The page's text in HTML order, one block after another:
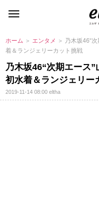
ホーム ＞ エンタメ ＞ 乃木坂46“
着＆ランジェリーカット挑戦
乃木坂46“次期エース
初水着＆ランジェリー
2019-11-14 08:00eltha